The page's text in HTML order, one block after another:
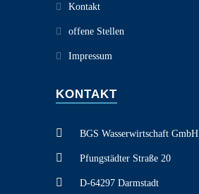
Kontakt
offene Stellen
Impressum
KONTAKT
BGS Wasserwirtschaft GmbH
Pfungstädter Straße 20
D-64297 Darmstadt